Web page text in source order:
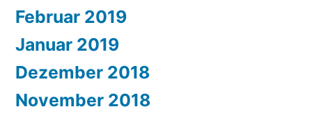
Februar 2019
Januar 2019
Dezember 2018
November 2018